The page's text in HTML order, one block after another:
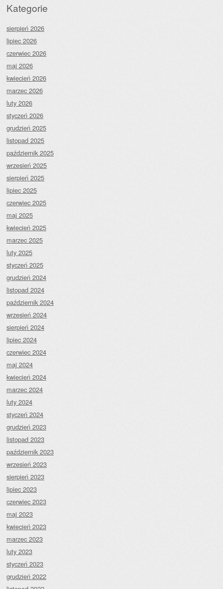
Kategorie
sierpień 2026
lipiec 2026
czerwiec 2026
maj 2026
kwiecień 2026
marzec 2026
luty 2026
styczeń 2026
grudzień 2025
listopad 2025
październik 2025
wrzesień 2025
sierpień 2025
lipiec 2025
czerwiec 2025
maj 2025
kwiecień 2025
marzec 2025
luty 2025
styczeń 2025
grudzień 2024
listopad 2024
październik 2024
wrzesień 2024
sierpień 2024
lipiec 2024
czerwiec 2024
maj 2024
kwiecień 2024
marzec 2024
luty 2024
styczeń 2024
grudzień 2023
listopad 2023
październik 2023
wrzesień 2023
sierpień 2023
lipiec 2023
czerwiec 2023
maj 2023
kwiecień 2023
marzec 2023
luty 2023
styczeń 2023
grudzień 2022